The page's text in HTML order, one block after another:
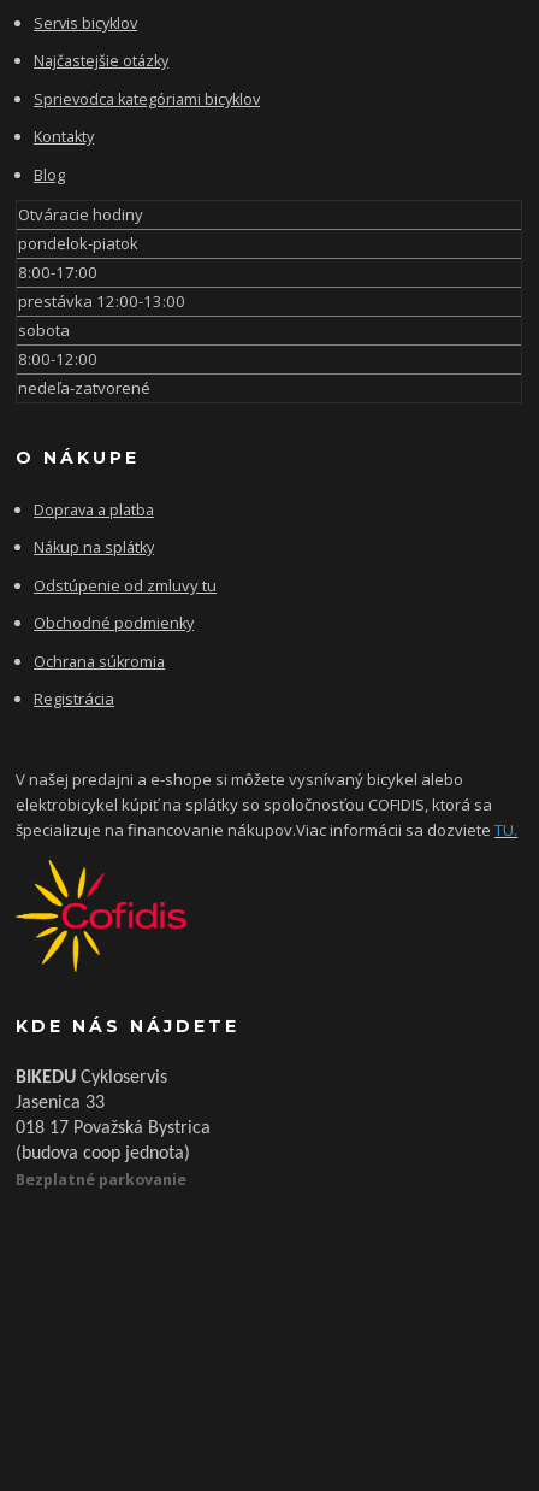
Servis bicyklov
Najčastejšie otázky
Sprievodca kategóriami bicyklov
Kontakty
Blog
Otváracie hodiny
pondelok-piatok
8:00-17:00
prestávka 12:00-13:00
sobota
8:00-12:00
nedeľa-zatvorené
O NÁKUPE
Doprava a platba
Nákup na splátky
Odstúpenie od zmluvy tu
Obchodné podmienky
Ochrana súkromia
Registrácia
V našej predajni a e-shope si môžete vysnívaný bicykel alebo
elektrobicykel kúpiť na splátky so spoločnosťou COFIDIS, ktorá sa
špecializuje na financovanie nákupov.Viac informácii sa dozvieteTU.
KDE NÁS NÁJDETE
BIKEDUCykloservis
Jasenica 33
018 17 Považská Bystrica
(budova coop jednota)
Bezplatné parkovanie